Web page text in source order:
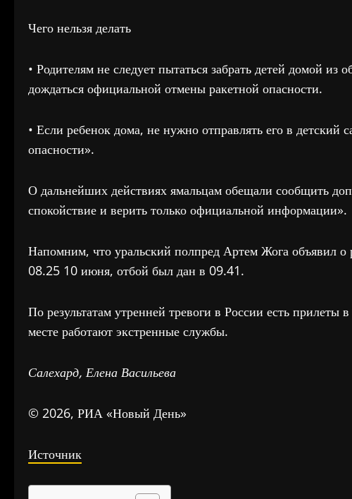
Чего нельзя делать
• Родителям не следует пытаться забрать детей домой
дождаться официальной отмены ракетной опасности.
• Если ребенок дома, не нужно отправлять его в детский
опасности».
О дальнейших действиях ямальцам обещали сообщить
спокойствие и верить только официальной информации».
Напомним, что уральский полпред Артем Жога объявил
08.25 10 июня, отбой был дан в 09.41.
По результатам утренней тревоги в России есть
месте работают экстренные службы.
Салехард, Елена Васильева
© 2026, РИА «Новый День»
Источник